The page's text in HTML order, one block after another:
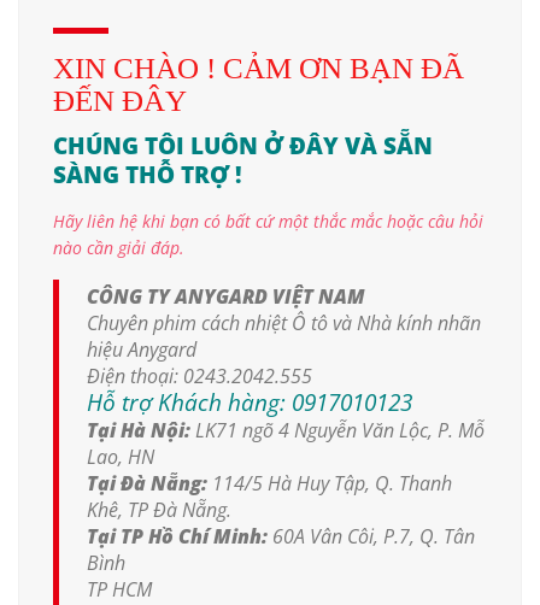
XIN CHÀO ! CẢM ƠN BẠN ĐÃ
ĐẾN ĐÂY
CHÚNG TÔI LUÔN Ở ĐÂY VÀ SẴN
SÀNG THỖ TRỢ !
Hãy liên hệ khi bạn có bất cứ một thắc mắc hoặc câu hỏi
nào cần giải đáp.
CÔNG TY ANYGARD VIỆT NAM
Chuyên phim cách nhiệt Ô tô và Nhà kính nhãn
hiệu Anygard
Điện thoại: 0243.2042.555
Hỗ trợ Khách hàng: 0917010123
Tại Hà Nội:LK71 ngõ 4 Nguyễn Văn Lộc, P. Mỗ
Lao, HN
Tại Đà Nẵng: 114/5 Hà Huy Tập, Q. Thanh
Khê, TP Đà Nẵng.
Tại TP Hồ Chí Minh: 60A Vân Côi, P.7, Q. Tân
Bình
TP HCM